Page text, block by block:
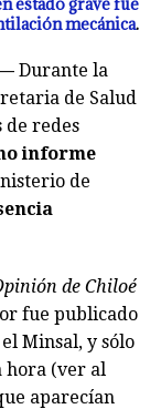
mecánica.
Durante la
de Salud
de redes
informe
de
de Chiloé
fue publicado
Minsal, y sólo
hora (ver al
aparecían